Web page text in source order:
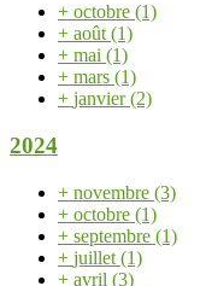
+ octobre (1)
+ août (1)
+ mai (1)
+ mars (1)
+ janvier(2)
2024
+ novembre (3)
+ octobre (1)
+ septembre (1)
+ juillet (1)
+ avril (3)